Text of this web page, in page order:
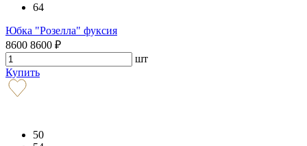
64
Юбка "Розелла" фуксия
8600 8600 ₽
шт
Купить
50